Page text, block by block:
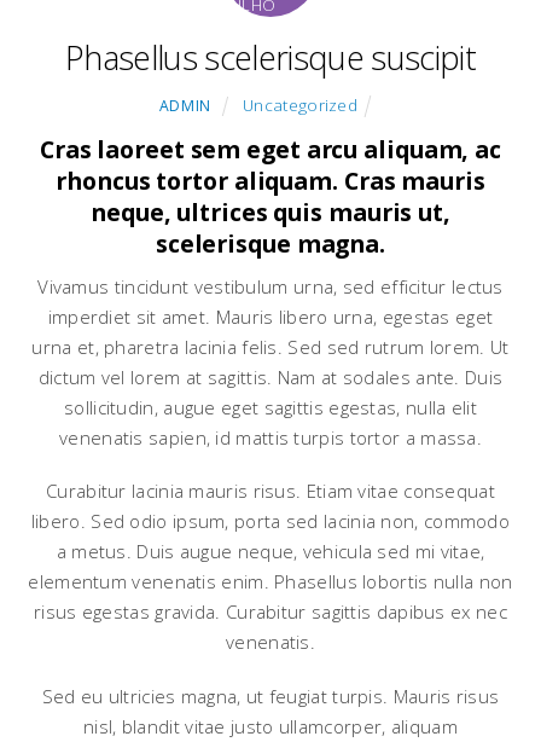
JULHO
Phasellus scelerisque suscipit
ADMIN Uncategorized
Cras laoreet sem eget arcu aliquam, ac
rhoncus tortor aliquam. Cras mauris
neque, ultrices quis mauris ut,
scelerisque magna.
Vivamus tincidunt vestibulum urna, sed efficitur lectus
imperdiet sit amet. Mauris libero urna, egestas eget
urna et, pharetra lacinia felis. Sed sed rutrum lorem. Ut
dictum vel lorem at sagittis. Nam at sodales ante. Duis
sollicitudin, augue eget sagittis egestas, nulla elit
venenatis sapien, id mattis turpis tortor a massa.
Curabitur lacinia mauris risus. Etiam vitae consequat
libero. Sed odio ipsum, porta sed lacinia non, commodo
a metus. Duis augue neque, vehicula sed mi vitae,
elementum venenatis enim. Phasellus lobortis nulla non
risus egestas gravida. Curabitur sagittis dapibus ex nec
venenatis.
Sed eu ultricies magna, ut feugiat turpis. Mauris risus
nisl, blandit vitae justo ullamcorper, aliquam